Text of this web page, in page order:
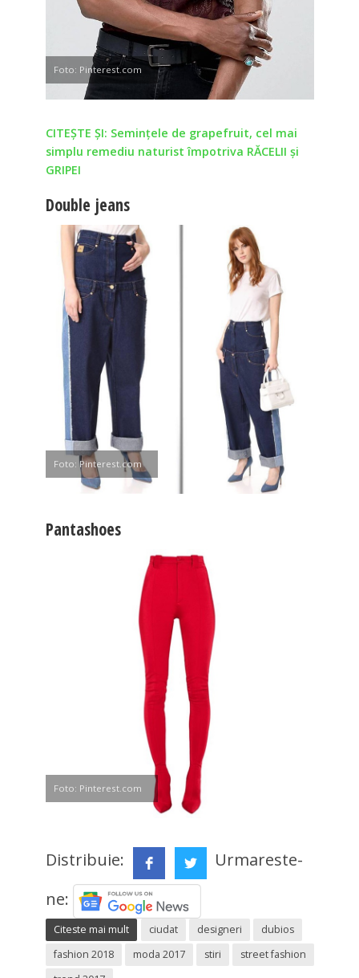
Foto: Pinterest.com
CITEȘTE ȘI: Semințele de grapefruit, cel mai
simplu remediu naturist împotriva RĂCELII și
GRIPEI
Double jeans
Foto: Pinterest.com
Pantashoes
Foto: Pinterest.com
Distribuie:
Urmareste-
ne:
Citeste mai mult ciudat designeri
dubios
fashion 2018
moda 2017 stiri
street fashion